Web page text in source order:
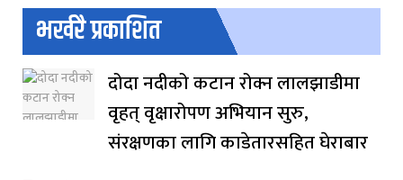
भर्खरै प्रकाशित
दोदा नदीको कटान रोक्न लालझाडीमा
वृहत् वृक्षारोपण अभियान सुरु,
संरक्षणका लागि काडेतारसहित घेराबार